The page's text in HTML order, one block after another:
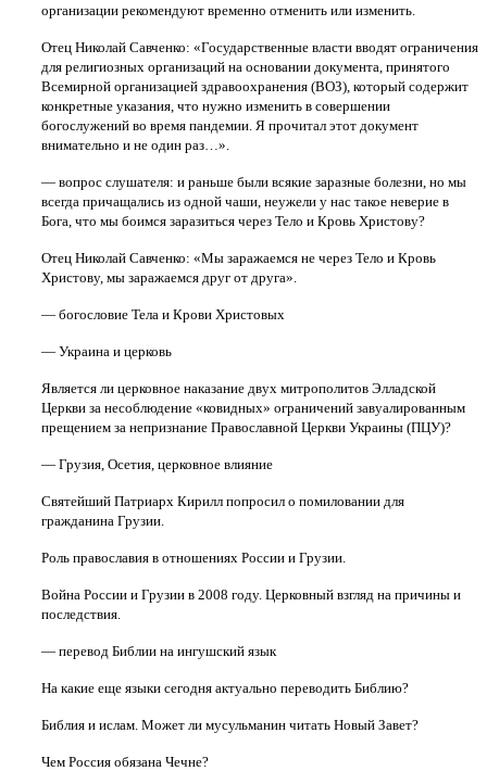
организации рекомендуют временно отменить или изменить.
Отец Николай Савченко: «Государственные власти вводят ограничения
для религиозных организаций на основании документа, принятого
Всемирной организацией здравоохранения (ВОЗ), который содержит
конкретные указания, что нужно изменить в совершении
богослужений во время пандемии. Я прочитал этот документ
внимательно и не один раз…».
— вопрос слушателя: и раньше были всякие заразные болезни, но мы
всегда причащались из одной чаши, неужели у нас такое неверие в
Бога, что мы боимся заразиться через Тело и Кровь Христову?
Отец Николай Савченко: «Мы заражаемся не через Тело и Кровь
Христову, мы заражаемся друг от друга».
— богословие Тела и Крови Христовых
— Украина и церковь
Является ли церковное наказание двух митрополитов Элладской
Церкви за несоблюдение «ковидных» ограничений завуалированным
прещением за непризнание Православной Церкви Украины (ПЦУ)?
— Грузия, Осетия, церковное влияние
Святейший Патриарх Кирилл попросил о помиловании для
гражданина Грузии.
Роль православия в отношениях России и Грузии.
Война России и Грузии в 2008 году. Церковный взгляд на причины и
последствия.
— перевод Библии на ингушский язык
На какие еще языки сегодня актуально переводить Библию?
Библия и ислам. Может ли мусульманин читать Новый Завет?
Чем Россия обязана Чечне?